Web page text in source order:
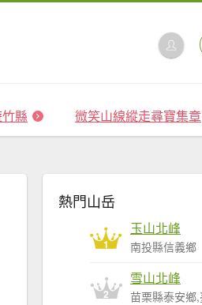
縣 微笑山線縱走尋寶集章
熱門山岳
1
玉山北峰
南投縣信義鄉
2
雪山北峰